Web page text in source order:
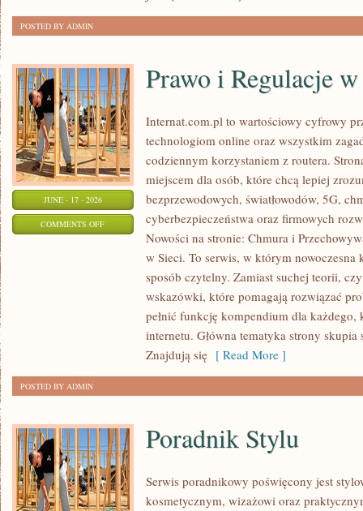
ODCHUDZANIU
POSTED BY ADMIN
JUNE - 17 - 2026
COMMENTS OFFON
REGULACJE
INTERNECIE
Prawo i Regulacje
Internat.com.pl to wartościowy cyfrowy
technologiom online oraz wszystkim
codziennym korzystaniem z routera.
miejscem dla osób, które chcą lepiej
bezprzewodowych, światłowodów, 5G,
cyberbezpieczeństwa oraz firmowych
Nowości na stronie: Chmura i
w Sieci. To serwis, w którym nowoczesna
sposób czytelny. Zamiast suchej teorii,
wskazówki, które pomagają rozwiązać
pełnić funkcję kompendium dla
internetu. Główna tematyka strony
Znajdują się [ Read More ]
POSTED BY ADMIN
Poradnik Stylu
Serwis poradnikowy poświęcony jest
kosmetycznym, wizażowi oraz